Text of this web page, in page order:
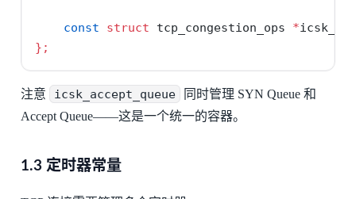
const struct tcp_congestion_ops *
};
注意 icsk_accept_queue
同时管理 SYN Queue 和
Accept Queue——这是一个统一的容器。
1.3 定时器常量